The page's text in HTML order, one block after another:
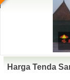
Harga Tenda